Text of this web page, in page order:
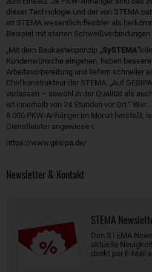
dieser Technologie und der von STEMA
ist STEMA wesentlich flexibler als
Beispiel mit starren Schweißverbindungen
„Mit dem Baukastenprinzip „SySTEMA“
Kundenwünsche eingehen, haben
Arbeitsvorbereitung und liefern schneller
Chefkonstrukteur der STEMA. „Auf
verlassen – sowohl in der Qualität als
ist innerhalb von 24 Stunden vor Ort.“ Wer
8.000 PKW-Anhänger im Monat herstellt,
Dienstleister angewiesen.
https://www.gesipa.de/
Newsletter & Kontakt
STEMA
Den STEMA
aktuelle
direkt per E-Mail